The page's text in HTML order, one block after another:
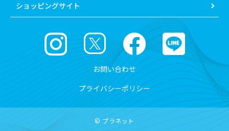
ショッピングサイト
お問い合わせ
プライバシーポリシー
© プラネット